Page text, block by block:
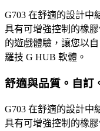
G703 在舒適的設計中
具有可增強控制的橡
的遊戲體驗，讓您以
羅技 G HUB 軟體。
舒適與品質。自訂
G703 在舒適的設計中
具有可增強控制的橡